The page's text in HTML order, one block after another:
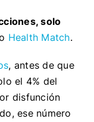
solo
Health Match.
, antes de que
el 4% del
disfunción
ese número